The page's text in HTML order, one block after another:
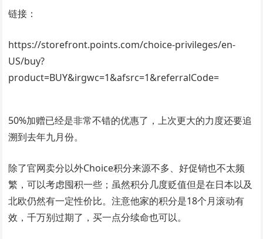
链接：
https://storefront.points.com/choice-privileges/en-
US/buy?
product=BUY&irgwc=1&afsrc=1&referralCode=
50%加赠已经是非常不错的优惠了，上次更大的力度还要追
溯到去年九月份。
除了官网卖分以外Choice积分来源不多、好促销也不太频
繁，可以考虑囤积一些；虽然积分几度贬值但是在日本以及
北欧仍然有一定性价比。注意他家的积分是18个月滚动有
效，千万别过期了，买一点分续命也可以。